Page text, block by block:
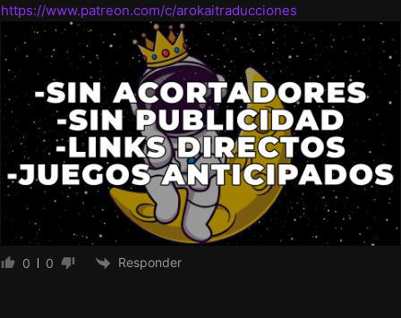
https://www.patreon.com/c/arokaitraducciones
0 0 Responder